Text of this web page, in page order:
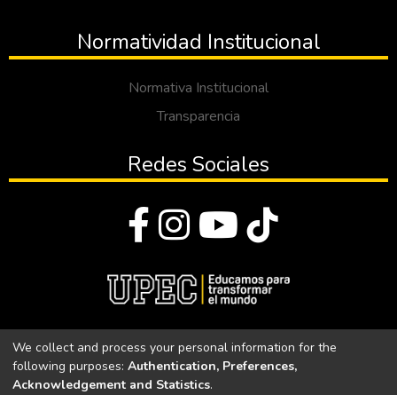
Normatividad Institucional
Normativa Institucional
Transparencia
Redes Sociales
Universidad Politécnica Estatal del Carchi
We collect and process your personal information for the
following purposes: Authentication, Preferences,
Acknowledgement and Statistics.